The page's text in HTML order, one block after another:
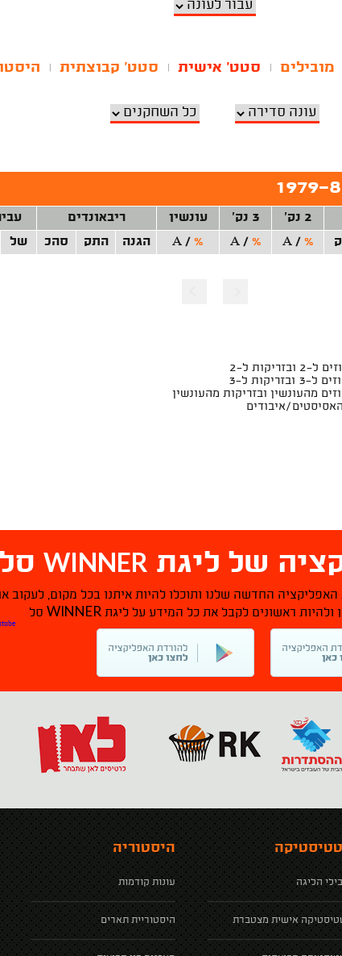
מובילים סטט' אישית סטט' קבוצתית
2 נק' 3 נק' עונשין ריבאונדים
%
/
A
%
/
A
%
/
A הגנה התק סהכ של
של ליגת WINNER סל
האפליקציה החדשה שלנו ותוכלו להיות איתנו בכל מקום, לעקוב
ולהיות ראשונים לקבל את כל המידע על ליגת WINNER סל
הליגה
אישית מצטברת
היסטוריה
עונות קודמות
היסטוריית תארים